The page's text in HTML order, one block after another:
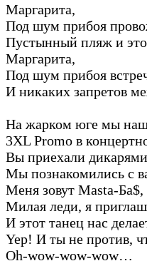
Маргарита,
Под шум прибоя
Пустынный пляж и
Маргарита,
Под шум прибоя
И никаких запретов
На жарком юге мы
3XL Promo в
Вы приехали дикарями
Мы познакомились с
Меня зовут Masta-
Милая леди, я
И этот танец нас
Yep! И ты не против,
Oh-wow-wow-wow…